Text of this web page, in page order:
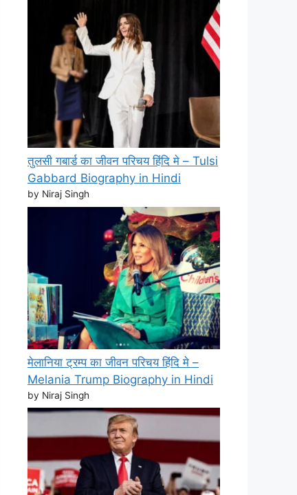
तुलसी गबार्ड का जीवन परिचय हिंदि मे – Tulsi
Gabbard Biography in Hindi
by Niraj Singh
मेलानिया ट्रम्प का जीवन परिचय हिंदि मे –
Melania Trump Biography in Hindi
by Niraj Singh